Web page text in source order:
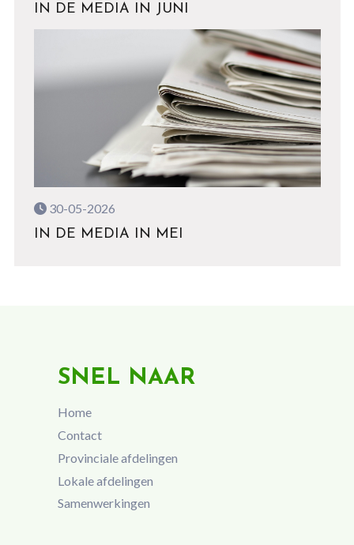
IN DE MEDIA IN JUNI
30-05-2026
IN DE MEDIA IN MEI
SNEL NAAR
Home
Contact
Provinciale afdelingen
Lokale afdelingen
Samenwerkingen